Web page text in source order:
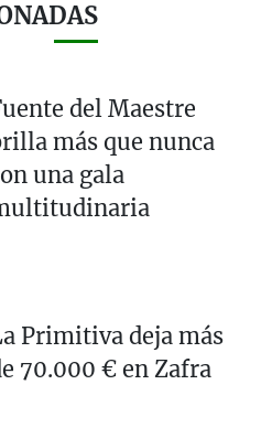
del Maestre
más que nunca
una gala
Primitiva deja más
70.000 € en Zafra